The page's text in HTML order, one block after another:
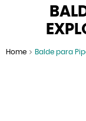
Home Balde para